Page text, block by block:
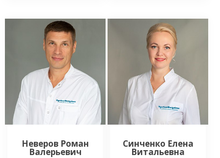
Неверов Роман
Валерьевич
Синченко Елена
Витальевна